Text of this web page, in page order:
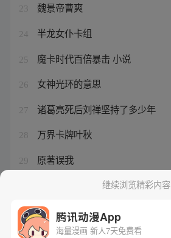
23 魏景帝曹爽
24 半龙女仆卡组
25 魔卡时代百倍暴击 小说
26 女神光环的意思
27 诸葛亮死后刘禅坚持了多少年
28 万界卡牌叶秋
29 原著误我
女人身上有光芒的寓意继续浏览精彩内容
腾讯动漫App
海量漫画 新人7天免费看